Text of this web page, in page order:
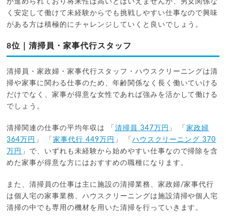
が進められており将来性は高いとはいえませんが、男女関係な
く安定して働けて未経験からでも挑戦しやすい仕事なので興味
がある方は積極的にチャレンジしていくと良いでしょう。
8位｜清掃員・家事代行スタッフ
清掃員・家政婦・家事代行スタッフ・ハウスクリーニングは清
掃や家事に関わる仕事のため、年齢関係なく長く働いていける
だけでなく、家事が得意な女性であれば強みを活かして働ける
でしょう。
清掃関連の仕事の平均年収は 「 清掃員 347万円 」 「家政婦
364万円 」 「家事代行 449万円 」 「 ハウスクリーニング 370
万円 」で、いずれも未経験から始めやすい仕事なので掃除を含
めた家事が得意な方にはおすすめの職種になります。
また、清掃員の仕事は主に施設の清掃業務、家政婦/家事代行
は個人宅の家事業務、ハウスクリーニングは施設清掃や個人宅
清掃の中でも専用の機材を用いた清掃を行っていきます。